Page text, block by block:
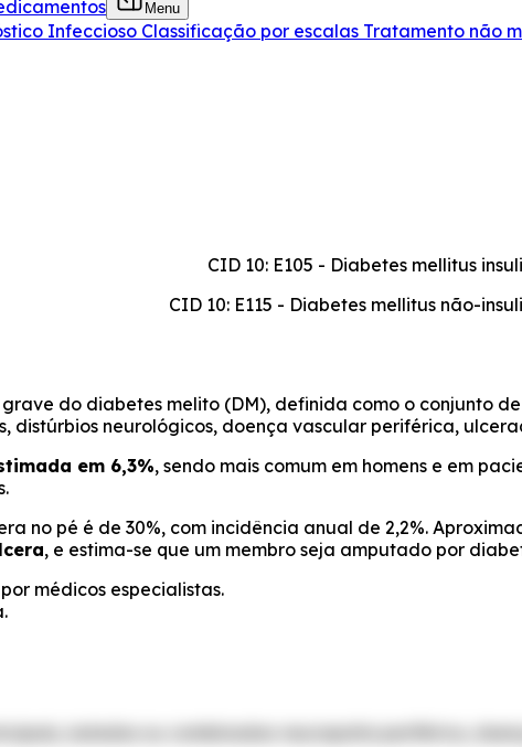
Menu
Infeccioso Classificação por escalas Tratamento não
CID 10: E105 - Diabetes mellitus
CID 10: E115 - Diabetes mellitus não-
do diabetes melito (DM), definida como o conjunto
distúrbios neurológicos, doença vascular periférica,
em 6,3%, sendo mais comum em homens e em
no pé é de 30%, com incidência anual de 2,2%.
, e estima-se que um membro seja amputado por
médicos especialistas.
isolados ou combinados: neuropatia periférica,